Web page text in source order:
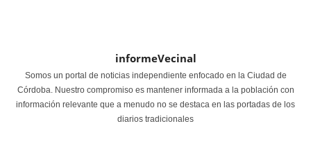
informeVecinal
Somos un portal de noticias independiente enfocado en la Ciudad de
Córdoba. Nuestro compromiso es mantener informada a la población con
información relevante que a menudo no se destaca en las portadas de los
diarios tradicionales